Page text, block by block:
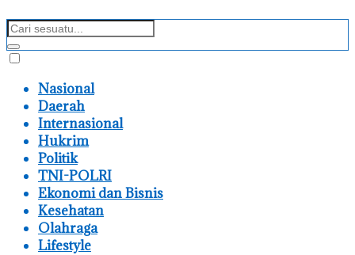
Nasional
Daerah
Internasional
Hukrim
Politik
TNI-POLRI
Ekonomi dan Bisnis
Kesehatan
Olahraga
Lifestyle